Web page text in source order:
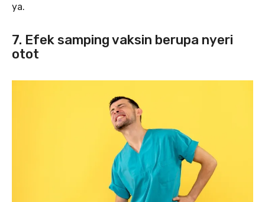
ya.
7. Efek samping vaksin berupa nyeri
otot